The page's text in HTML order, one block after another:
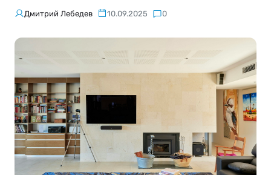
Дмитрий Лебедев 10.09.2025 0